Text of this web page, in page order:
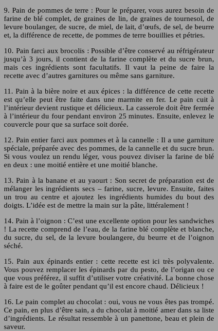
9. Pain de pommes de terre : Pour le préparer, vous aurez besoin de
farine de blé complet, de graines de lin, de graines de tournesol, de
levure boulanger, de sucre, de miel, de lait, d’œufs, de sel, de beurre
et, la différence de recette, de pommes de terre bouillies et pétries.
10. Pain farci aux brocolis : Possible d’être conservé au réfrigérateur
jusqu’à 3 jours, il contient de la farine complète et du sucre brun,
mais ces ingrédients sont facultatifs. Il vaut la peine de faire la
recette avec d’autres garnitures ou même sans garniture.
11. Pain à la bière noire et aux épices : la différence de cette recette
est qu’elle peut être faite dans une marmite en fer. Le pain cuit à
l’intérieur devient rustique et délicieux. La casserole doit être fermée
à l’intérieur du four pendant environ 25 minutes. Ensuite, enlevez le
couvercle pour que sa surface soit dorée.
12. Pain entier farci aux pommes et à la cannelle : Il a une garniture
spéciale, préparée avec des pommes, de la cannelle et du sucre brun.
Si vous voulez un rendu léger, vous pouvez diviser la farine de blé
en deux : une moitié entière et une moitié blanche.
13. Pain à la banane et au yaourt : Son secret de préparation est de
mélanger les ingrédients secs – farine, sucre, levure. Ensuite, faites
un trou au centre et ajoutez les ingrédients humides du bout des
doigts. L’idée est de mettre la main sur la pâte, littéralement !
14. Pain à l’oignon : C’est une excellente option pour les sandwiches
! La recette comprend de l’eau, de la farine blé complète et blanche,
du sucre, du sel, de la levure boulangere, du beurre et de l’oignon
séché.
15. Pain aux épinards entier : cette recette est ici très polyvalente.
Vous pouvez remplacer les épinards par du pesto, de l’origan ou ce
que vous préférez, il suffit d’utiliser votre créativité. La bonne chose
à faire est de le goûter pendant qu’il est encore chaud. Délicieux !
16. Le pain complet au chocolat : oui, vous ne vous êtes pas trompé.
Ce pain, en plus d’être sain, a du chocolat à moitié amer dans sa liste
d’ingrédients. Le résultat ressemble à un panettone, beau et plein de
saveur.